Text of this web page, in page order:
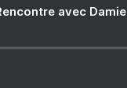
avec